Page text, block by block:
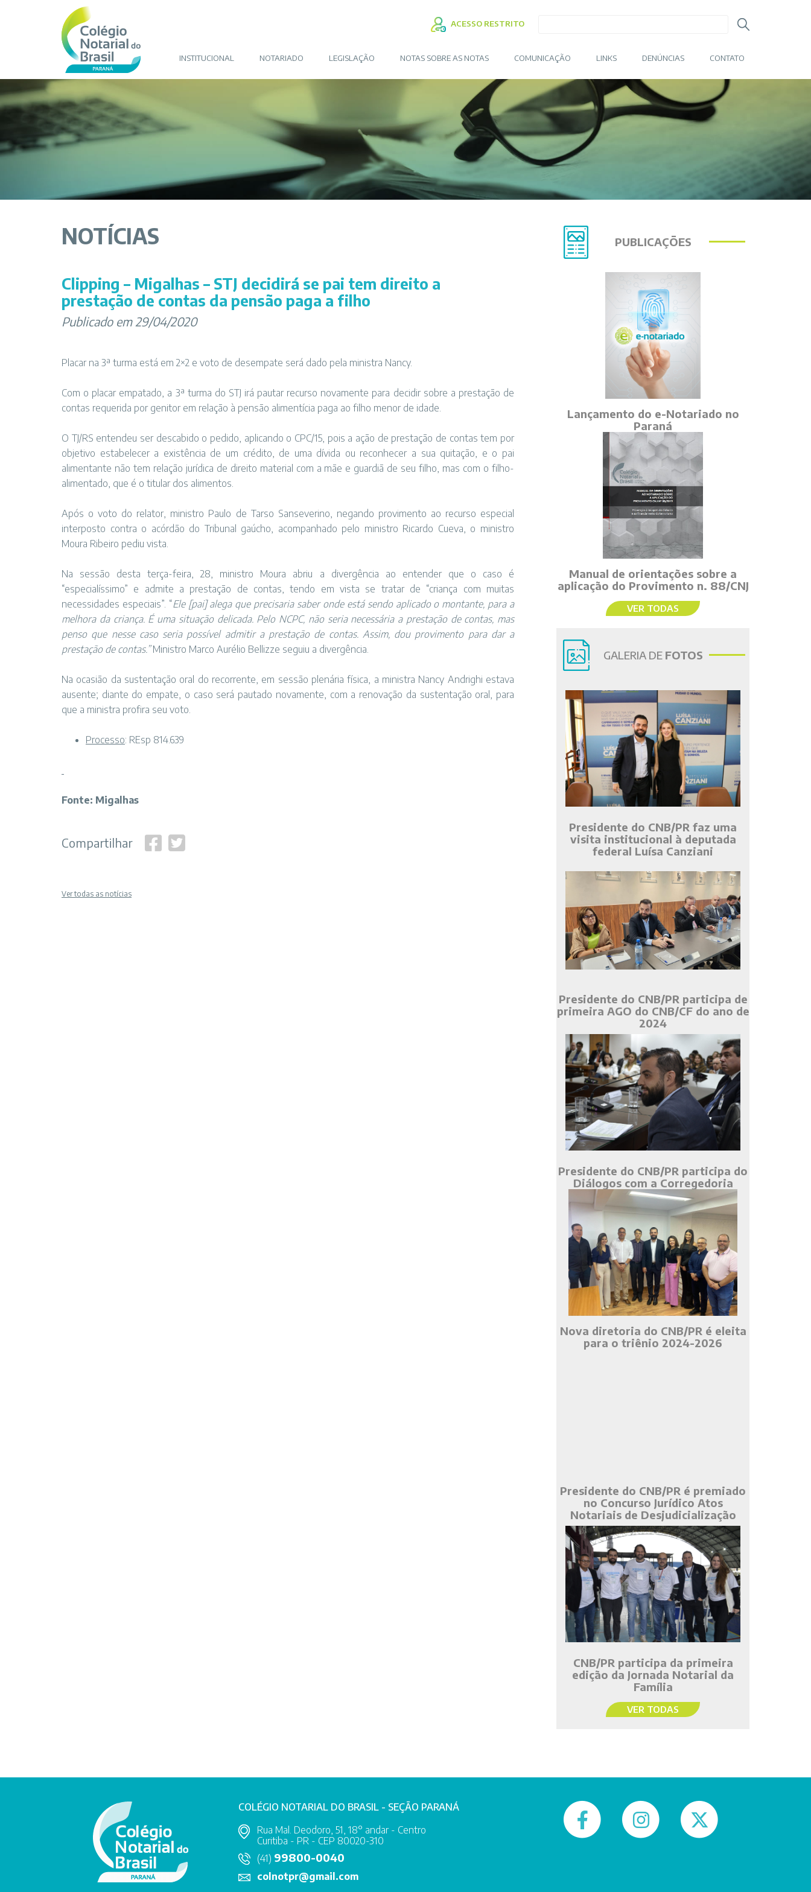
ACESSO RESTRITO
INSTITUCIONAL NOTARIADO LEGISLAÇÃO NOTAS SOBRE AS NOTAS COMUNICAÇÃO LINKS DENÚNCIAS CONTATO
NOTÍCIAS
Clipping – Migalhas – STJ decidirá se pai tem direito a
prestação de contas da pensão paga a filho
Publicado em 29/04/2020
Placar na 3ª turma está em 2×2 e voto de desempate será dado pela ministra Nancy.
Com o placar empatado, a 3ª turma do STJ irá pautar recurso novamente para decidir sobre a prestação de
contas requerida por genitor em relação à pensão alimentícia paga ao filho menor de idade.
O TJ/RS entendeu ser descabido o pedido, aplicando o CPC/15, pois a ação de prestação de contas tem por
objetivo estabelecer a existência de um crédito, de uma dívida ou reconhecer a sua quitação, e o pai
alimentante não tem relação jurídica de direito material com a mãe e guardiã de seu filho, mas com o filho-
alimentado, que é o titular dos alimentos.
Após o voto do relator, ministro Paulo de Tarso Sanseverino, negando provimento ao recurso especial
interposto contra o acórdão do Tribunal gaúcho, acompanhado pelo ministro Ricardo Cueva, o ministro
Moura Ribeiro pediu vista.
Na sessão desta terça-feira, 28, ministro Moura abriu a divergência ao entender que o caso é
“especialíssimo” e admite a prestação de contas, tendo em vista se tratar de “criança com muitas
necessidades especiais”. “Ele [pai] alega que precisaria saber onde está sendo aplicado o montante, para a
melhora da criança. É uma situação delicada. Pelo NCPC, não seria necessária a prestação de contas, mas
penso que nesse caso seria possível admitir a prestação de contas. Assim, dou provimento para dar a
prestação de contas.”Ministro Marco Aurélio Bellizze seguiu a divergência.
Na ocasião da sustentação oral do recorrente, em sessão plenária física, a ministra Nancy Andrighi estava
ausente; diante do empate, o caso será pautado novamente, com a renovação da sustentação oral, para
que a ministra profira seu voto.
Processo: REsp 814.639
Fonte: Migalhas
Compartilhar
Ver todas as notícias
PUBLICAÇÕES
Lançamento do e-Notariado no
Paraná
Manual de orientações sobre a
aplicação do Provimento n. 88/CNJ
VER TODAS
GALERIA DE FOTOS
Presidente do CNB/PR faz uma
visita institucional à deputada
federal Luísa Canziani
Presidente do CNB/PR participa de
primeira AGO do CNB/CF do ano de
2024
Presidente do CNB/PR participa do
Diálogos com a Corregedoria
Nova diretoria do CNB/PR é eleita
para o triênio 2024-2026
Presidente do CNB/PR é premiado
no Concurso Jurídico Atos
Notariais de Desjudicialização
CNB/PR participa da primeira
edição da Jornada Notarial da
Família
VER TODAS
COLÉGIO NOTARIAL DO BRASIL - SEÇÃO PARANÁ
Rua Mal. Deodoro, 51, 18° andar - Centro
Curitiba - PR - CEP 80020-310
(41) 99800-0040
colnotpr@gmail.com